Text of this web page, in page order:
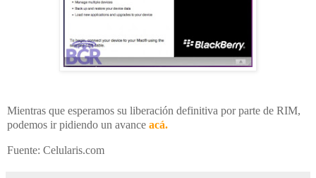
Mientras que esperamos su liberación definitiva por parte de RIM,
podemos ir pidiendo un avance acá.
Fuente: Celularis.com